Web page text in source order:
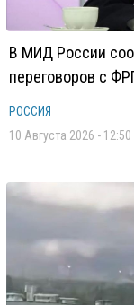
В МИД России
переговоров с
РОССИЯ
10 Августа 2026 - 12:50